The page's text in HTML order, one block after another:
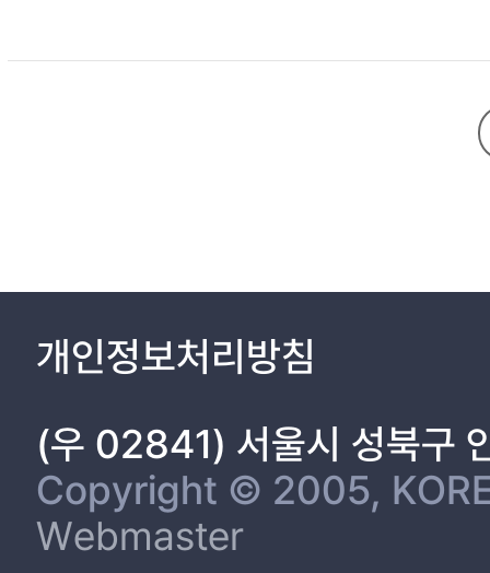
2.4.2 심박수 (Heart Rate, HR) 19
3 장. 연구 방법 21
3.2 연구기간 23
3.3 실험설계 24
3.4 측정도구 26
개인정보처리방침
(우 02841) 서울시 성북구
Copyright © 2005,
Webmaster